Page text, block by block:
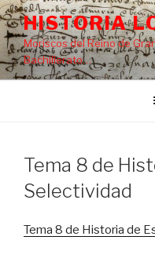
Saltar
al
contenido
HISTORIA
Moriscos del Reino de
Bachillerato…
Tema 8 de
Selectividad
Tema 8 de Historia de